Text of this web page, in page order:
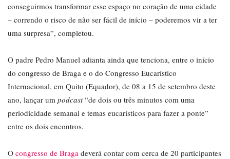
conseguirmos transformar esse espaço no coração de uma cidade
– correndo o risco de não ser fácil de início – poderemos vir a ter
uma surpresa”, completou.
O padre Pedro Manuel adianta ainda que tenciona, entre o início
do congresso de Braga e o do Congresso Eucarístico
Internacional, em Quito (Equador), de 08 a 15 de setembro deste
ano, lançar um podcast“de dois ou três minutos com uma
periodicidade semanal e temas eucarísticos para fazer a ponte”
entre os dois encontros.
O congresso de Braga deverá contar com cerca de 20 participantes